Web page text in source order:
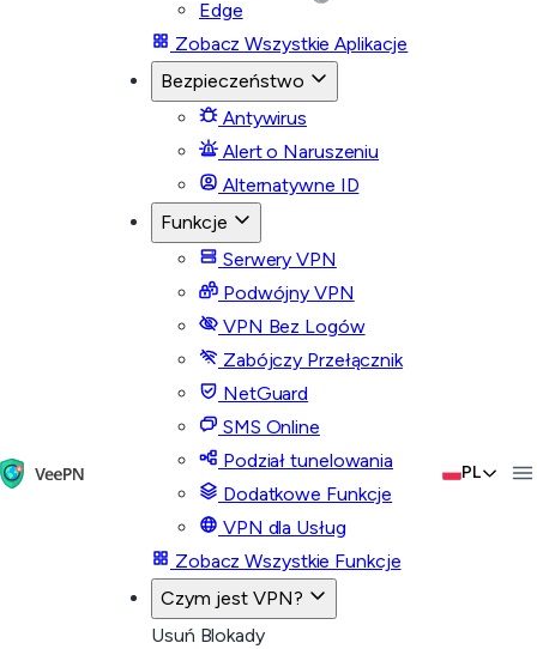
Edge
Zobacz Wszystkie Aplikacje
Bezpieczeństwo
Antywirus
Alert o Naruszeniu
Alternatywne ID
Funkcje
Serwery VPN
Podwójny VPN
VPN Bez Logów
Zabójczy Przełącznik
NetGuard
SMS Online
Podział tunelowania
Dodatkowe Funkcje
VPN dla Usług
Zobacz Wszystkie Funkcje
Czym jest VPN?
Usuń Blokady
PL